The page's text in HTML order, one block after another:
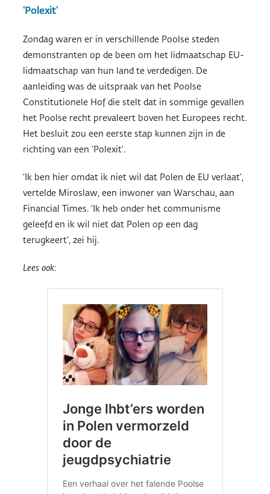
‘Polexit’
Zondag waren er in verschillende Poolse steden
demonstranten op de been om het lidmaatschap EU-
lidmaatschap van hun land te verdedigen. De
aanleiding was de uitspraak van het Poolse
Constitutionele Hof die stelt dat in sommige gevallen
het Poolse recht prevaleert boven het Europees recht.
Het besluit zou een eerste stap kunnen zijn in de
richting van een ‘Polexit‘.
‘Ik ben hier omdat ik niet wil dat Polen de EU verlaat’,
vertelde Miroslaw, een inwoner van Warschau, aan
Financial Times. ‘Ik heb onder het communisme
geleefd en ik wil niet dat Polen op een dag
terugkeert’, zei hij.
Lees ook: